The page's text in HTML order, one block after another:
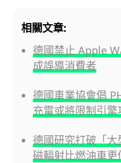
相關文章:
德國禁止 Apple
成誤導消費者
德國車業協會倡
充電或將限制引擎
德國研究打破「
磁輻射比燃油車更